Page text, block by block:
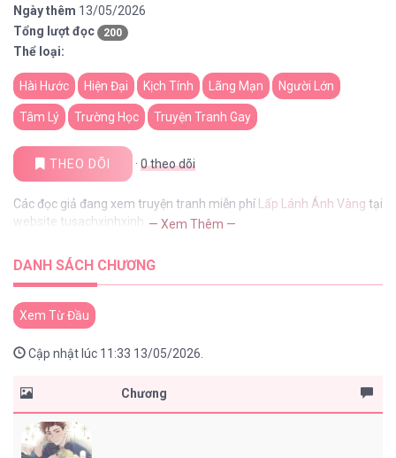
Ngày thêm 13/05/2026
Tổng lượt đọc
200
Thể loại:
Hài Hước Hiện Đại Kịch Tính Lãng Mạn Người Lớn
Tâm Lý Trường Học Truyện Tranh Gay
THEO DÕI · 0theo dõi
Các đọc giả đang xem truyện tranh miễn phí Lấp Lánh Ánh Vàng tại
website tusachxinhxinh — Xem Thêm —
DANH SÁCH CHƯƠNG
Xem Từ Đầu
Cập nhật lúc 11:33 13/05/2026.
Chương